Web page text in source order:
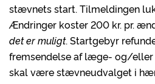
stævnets start. Tilmeldingen
Ændringer koster 200 kr. pr.
det er muligt. Startgebyr
fremsendelse af læge- og/
skal være stævneudvalget i